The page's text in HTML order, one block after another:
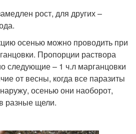
рост, для других –
осенью можно проводить при
Пропорции раствора
следующие – 1 ч.л марганцовки
от весны, когда все паразиты
осенью они наоборот,
разные щели.